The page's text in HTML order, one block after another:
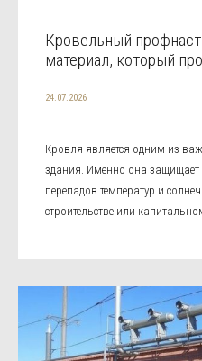
Кровельный
материал, который
24.07.2026
Кровля является одним из
здания. Именно она защищает
перепадов температур и
строительстве или